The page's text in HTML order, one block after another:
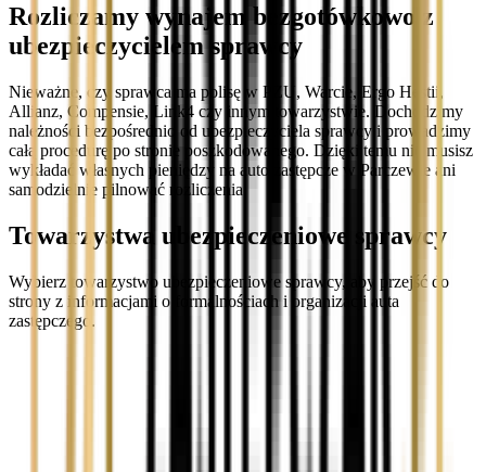
Rozliczamy wynajem bezgotówkowo z
ubezpieczycielem sprawcy
Nieważne, czy sprawca ma polisę w PZU, Warcie, Ergo Hestii,
Allianz, Compensie, Link4 czy innym towarzystwie. Dochodzimy
należności bezpośrednio od ubezpieczyciela sprawcy i prowadzimy
całą procedurę po stronie poszkodowanego. Dzięki temu nie musisz
wykładać własnych pieniędzy na auto zastępcze w Parczewie ani
samodzielnie pilnować rozliczenia.
Towarzystwa ubezpieczeniowe sprawcy
Wybierz towarzystwo ubezpieczeniowe sprawcy, aby przejść do
strony z informacjami o formalnościach i organizacji auta
zastępczego.